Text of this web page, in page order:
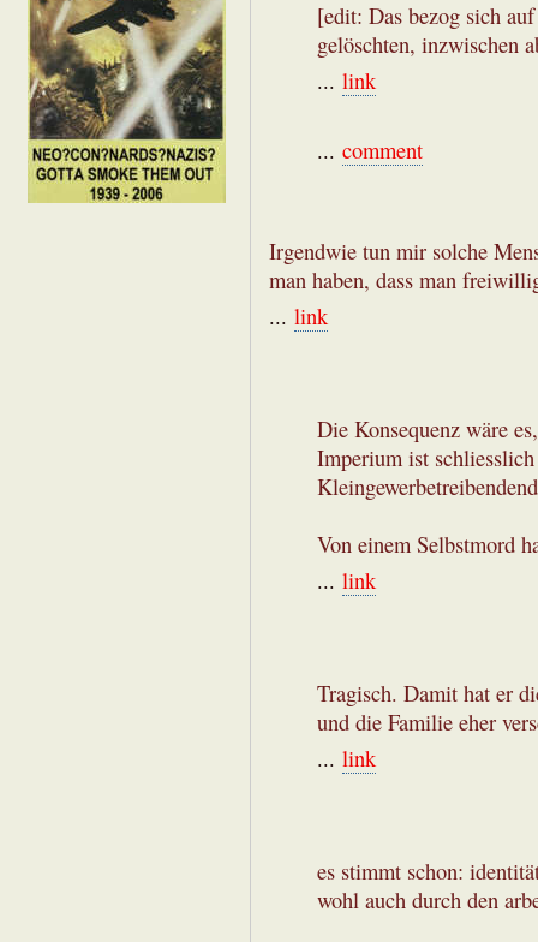
[edit: Das bezog sich
gelöschten, inzwischen
... link
... comment
Irgendwie tun mir solche
man haben, dass man
... link
Die Konsequenz wäre
Imperium ist
Von einem Selbstmord
... link
Tragisch. Damit hat er
und die Familie eher
... link
es stimmt schon:
wohl auch durch den